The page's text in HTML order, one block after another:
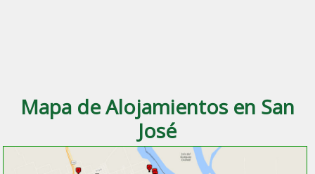
Mapa de Alojamientos en San
José